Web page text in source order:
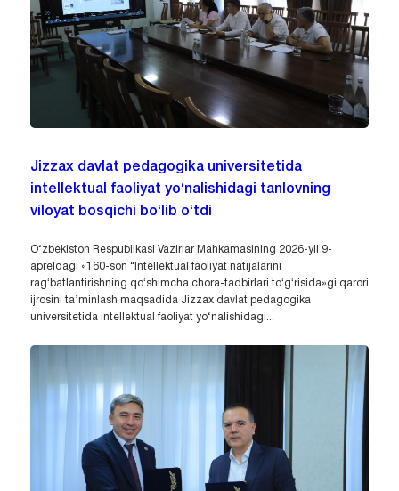
Jizzax davlat pedagogika universitetida
intellektual faoliyat yo‘nalishidagi tanlovning
viloyat bosqichi bo‘lib o‘tdi
O‘zbekiston Respublikasi Vazirlar Mahkamasining 2026-yil 9-
apreldagi «160-son “Intellektual faoliyat natijalarini
ragʻbatlantirishning qoʻshimcha chora-tadbirlari toʻgʻrisida»gi qarori
ijrosini ta’minlash maqsadida Jizzax davlat pedagogika
universitetida intellektual faoliyat yo‘nalishidagi...